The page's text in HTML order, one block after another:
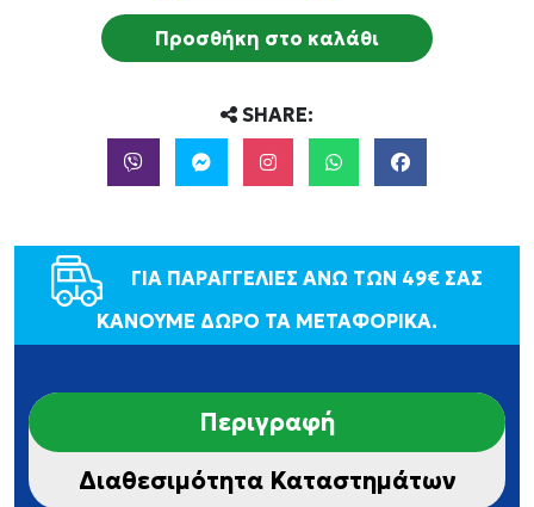
Προσθήκη στο καλάθι
SHARE:
ΓΙΑ ΠΑΡΑΓΓΕΛΙΕΣ ΑΝΩ ΤΩΝ 49€ ΣΑΣ
ΚΑΝΟΥΜΕ ΔΩΡΟ ΤΑ ΜΕΤΑΦΟΡΙΚΑ.
Περιγραφή
Διαθεσιμότητα Καταστημάτων